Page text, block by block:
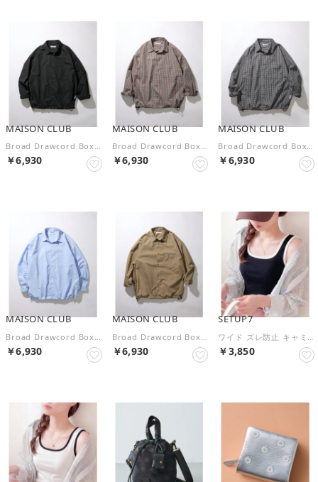
MAISON CLUB
Broad Drawcord Box Shirt / ブロードドローコードボックスシャツ （ブラック）
￥6,930
MAISON CLUB
Broad Drawcord Box Shirt / ブロードドローコードボックスシャツ （ブラウン系1）
￥6,930
MAISON CLUB
Broad Drawcord Box Shirt / ブロードドローコードボックスシャツ （ブラック系その他2）
￥6,930
MAISON CLUB
￥6,930
MAISON CLUB
￥6,930
SETUP7
￥3,850